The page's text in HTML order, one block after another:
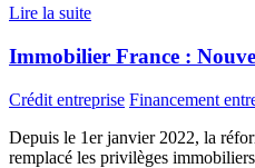
Lire la suite
Immobilier France :
Crédit entreprise Financement
Depuis le 1er janvier 2022, la
remplacé les privilèges